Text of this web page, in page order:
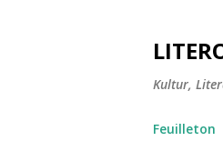
Kultur,
Feuilleton